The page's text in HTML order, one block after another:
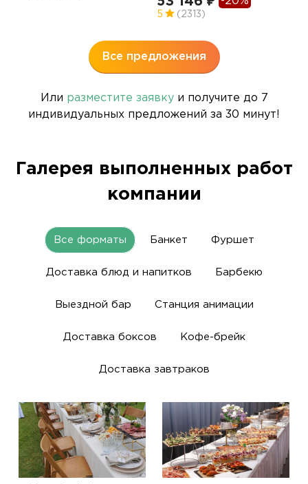
5 (2313)
Все предложения
Или разместите заявкуи получите до 7
индивидуальных предложений за 30 минут!
Галерея выполненных работ
компании
Все форматы Банкет Фуршет
Доставка блюд и напитков Барбекю
Выездной бар Станция анимации
Доставка боксов Кофе-брейк
Доставка завтраков